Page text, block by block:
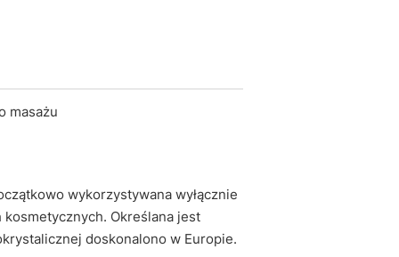
masażu
wykorzystywana wyłącznie
Określana jest
doskonalono w Europie.